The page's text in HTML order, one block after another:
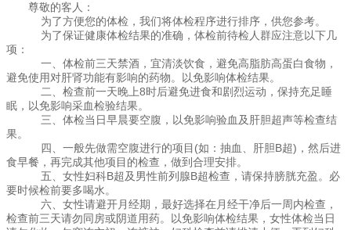
尊敬的客人：
为了方便您的体检，我们将体检程序进行排序，供您参考。
为了保证健康体检结果的准确，体检前待检人群应注意以下几
项：
一、体检前三天禁酒，宜清淡饮食，避免高脂肪高蛋白食物，
避免使用对肝肾功能有影响的药物。以免影响体检结果。
二、检查前一天晚上8时后避免进食和剧烈运动，保持充足睡
眠，以免影响采血检验结果。
三、体检当日早晨要空腹，以免影响验血及肝胆超声等检查结
果。
四、一般先做需空腹进行的项目(如：抽血、肝胆B超)，然后进
食早餐，再完成其他项目的检查，做到合理安排。
五、女性妇科B超及男性前列腺B超检查，请保持膀胱充盈。必
要时候检前要多喝水。
六、女性请避开月经期，最好选择在月经干净后一周内检查，
检查前三天请勿同房或阴道用药。以免影响体检结果，女性体检当日